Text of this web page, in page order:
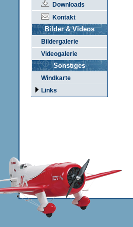
Downloads
Kontakt
Bilder & Videos
Bildergalerie
Videogalerie
Sonstiges
Windkarte
Links